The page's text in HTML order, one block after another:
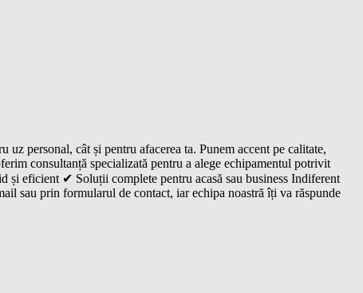
personal, cât și pentru afacerea ta. Punem accent pe calitate,
consultanță specializată pentru a alege echipamentul potrivit
eficient ✔ Soluții complete pentru acasă sau business Indiferent
sau prin formularul de contact, iar echipa noastră îți va răspunde